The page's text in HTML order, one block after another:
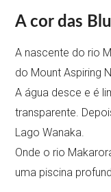
A cor das
A nascente do rio
do Mount Aspiring
A água desce e é
transparente.
Lago Wanaka.
Onde o rio
uma piscina